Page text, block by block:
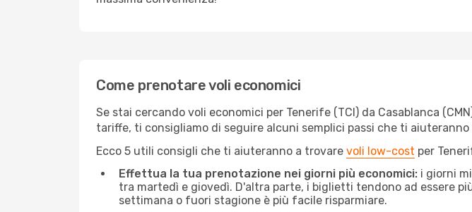
Come prenotare voli economici
Se stai cercando voli economici per Tenerife (TCI) da Casablanca
tariffe, ti consigliamo di seguire alcuni semplici passi che ti
Ecco 5 utili consigli che ti aiuteranno a trovare voli low-cost per
Effettua la tua prenotazione nei giorni più economici: i giorni
tra martedì e giovedì. D'altra parte, i biglietti tendono ad essere
settimana o fuori stagione è più facile risparmiare.